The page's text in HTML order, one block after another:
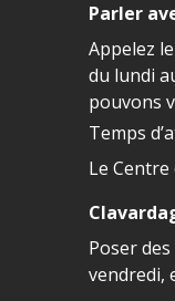
Parler
Appelez
du lundi
pouvons
Temps
Le Centre
Poser
vendredi,